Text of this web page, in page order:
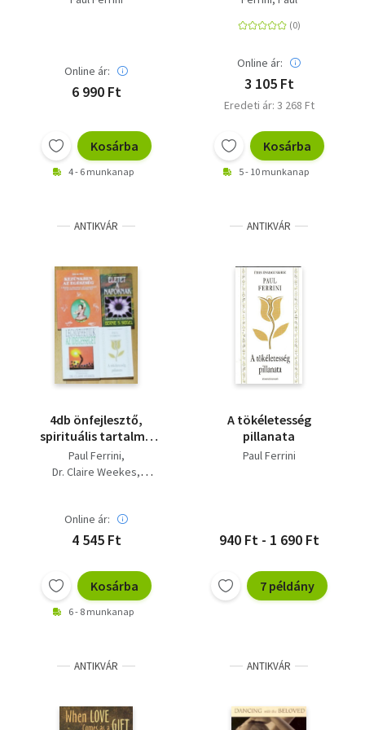
Online ár:
6 990 Ft
Kosárba
4 - 6 munkanap
Online ár:
3 105 Ft
Eredeti ár: 3 268 Ft
Kosárba
5 - 10 munkanap
ANTIKVÁR
4db önfejlesztő,
spirituális tartalmú
mű - Kezünkben az
egészség, Életet a
idegességet-
Problémamegoldás
önerővel, A
Paul Ferrini
Dr. Claire Weekes
Online ár:
4 545 Ft
Kosárba
6 - 8 munkanap
ANTIKVÁR
A tökéletesség
pillanata
Paul Ferrini
940 Ft - 1 690 Ft
7 példány
ANTIKVÁR ANTIKVÁR